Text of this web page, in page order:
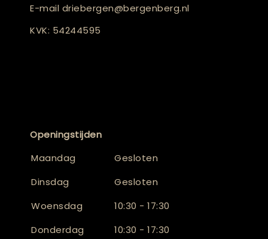
E-mail driebergen@bergenberg.nl
KVK: 54244595
Openingstijden
Maandag
Gesloten
Dinsdag
Gesloten
Woensdag
10:30 - 17:30
Donderdag
10:30 - 17:30